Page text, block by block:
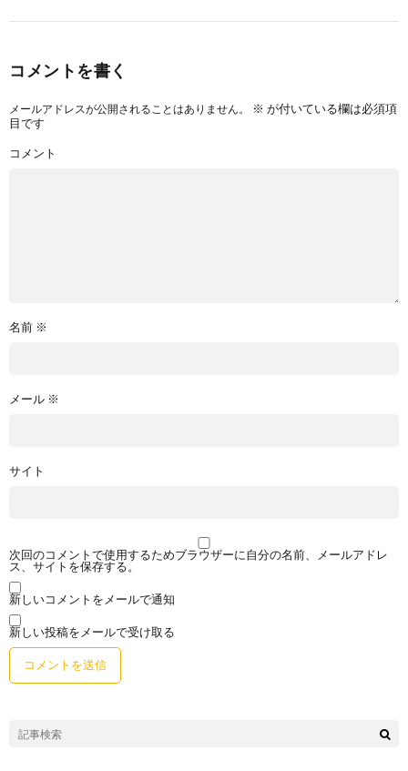
コメントを書く
メールアドレスが公開されることはありません。 ※ が付いている欄は必須項
目です
コメント
名前 ※
メール ※
サイト
次回のコメントで使用するためブラウザーに自分の名前、メールアドレ
ス、サイトを保存する。
新しいコメントをメールで通知
新しい投稿をメールで受け取る